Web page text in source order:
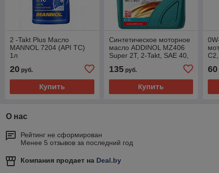
2 -Takt Plus Масло
MANNOL 7204 (API TC)
1л
20 руб.
Купить
Синтетическое моторное
масло ADDINOL MZ406
Super 2T, 2-Takt, SAE 40,
135руб.
Купить
60
О нас
Рейтинг не сформирован
Менее 5 отзывов за последний год
Компания продает на Deal.by